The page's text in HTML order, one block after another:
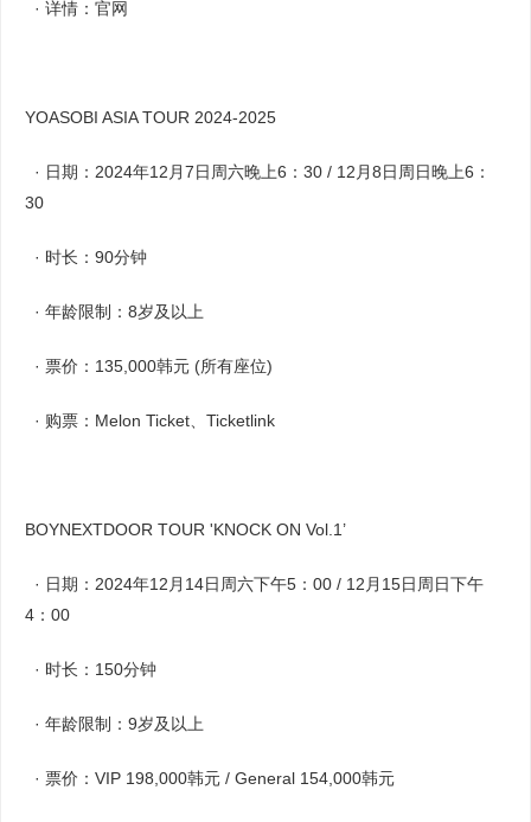
· 详情：官网
YOASOBI ASIA TOUR 2024-2025
· 日期：2024年12月7日周六晚上6：30 / 12月8日周日晚上6：
30
· 时长：90分钟
· 年龄限制：8岁及以上
· 票价：135,000韩元 (所有座位)
· 购票：Melon Ticket、Ticketlink
BOYNEXTDOOR TOUR 'KNOCK ON Vol.1’
· 日期：2024年12月14日周六下午5：00 / 12月15日周日下午
4：00
· 时长：150分钟
· 年龄限制：9岁及以上
· 票价：VIP 198,000韩元 / General 154,000韩元